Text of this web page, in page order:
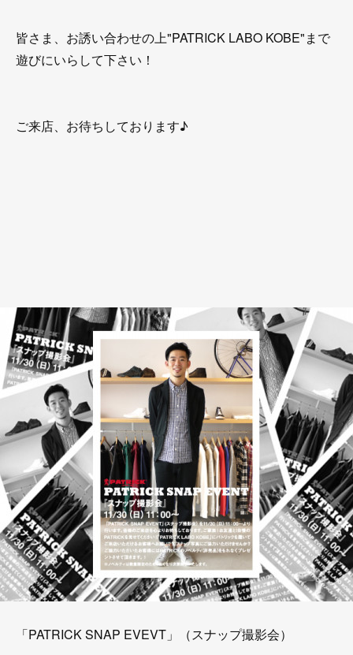
皆さま、お誘い合わせの上"PATRICK LABO KOBE"まで
遊びにいらして下さい！
ご来店、お待ちしております♪
「PATRICK SNAP EVEVT」（スナップ撮影会）